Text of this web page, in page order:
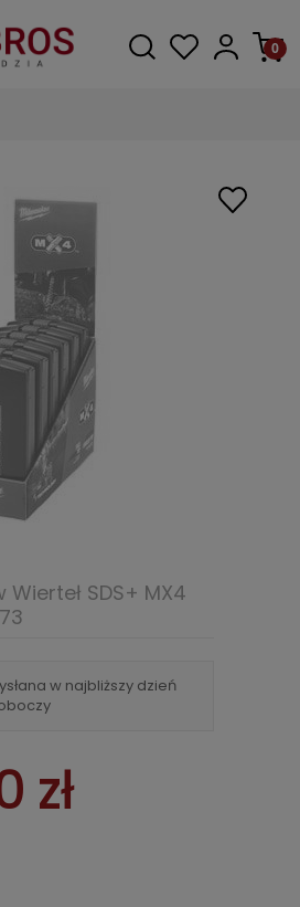
w najbliższy dzień
SDS+ MX4
zł